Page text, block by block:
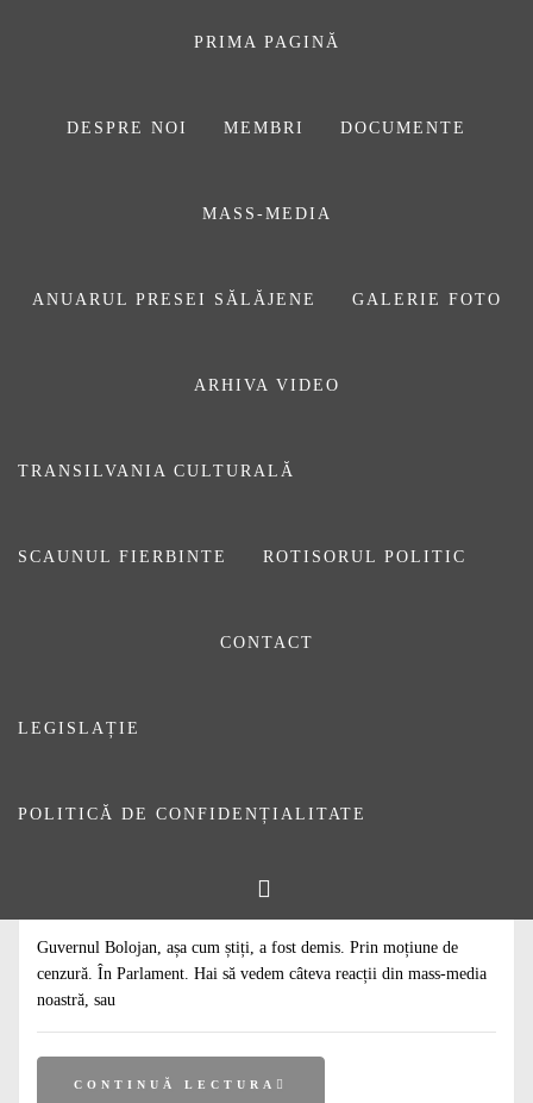
PRIMA PAGINĂ
DESPRE NOI MEMBRI DOCUMENTE
MASS-MEDIA
ANUARUL PRESEI SĂLĂJENE GALERIE FOTO
ARHIVA VIDEO
TRANSILVANIA CULTURALĂ
SCAUNUL FIERBINTE ROTISORUL POLITIC
CONTACT
LEGISLAȚIE
POLITICĂ DE CONFIDENȚIALITATE
ASOCIAŢIA
DIN SĂLAJ
Guvernul Bolojan, așa cum știți, a fost demis. Prin moțiune de
cenzură. În Parlament. Hai să vedem câteva reacții din mass-media
noastră, sau
CONTINUĂ LECTURA